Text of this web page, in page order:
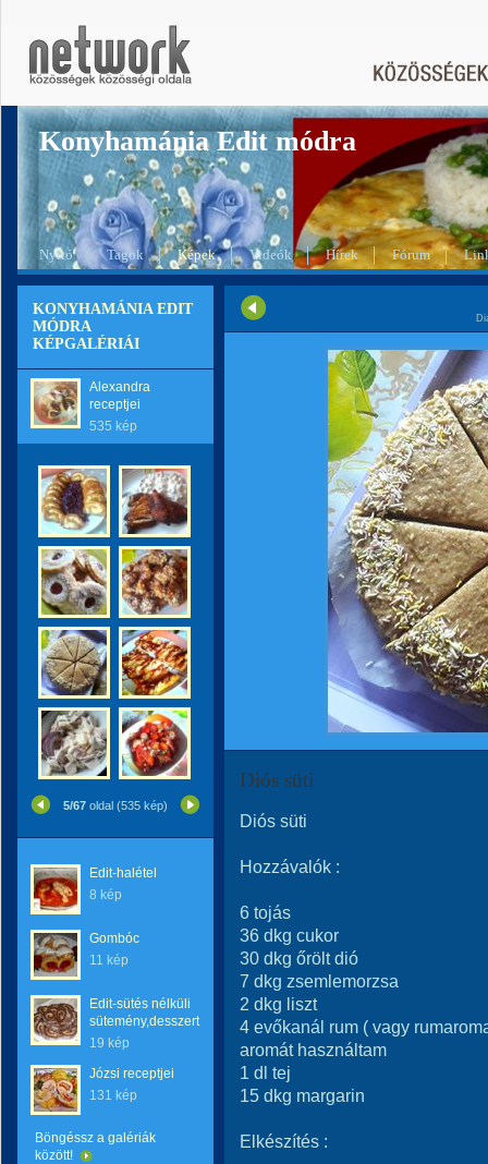
Konyhamánia Edit módra
Nyitó Tagok Képek Videók Hírek Fórum
KONYHAMÁNIA EDIT
MÓDRA
KÉPGALÉRIÁI
Alexandra
receptjei
535 kép
5/67 oldal (535 kép)
Edit-halétel
8 kép
Gombóc
11 kép
Edit-sütés nélküli
sütemény,desszert
19 kép
Józsi receptjei
131 kép
Böngéssz a galériák
között!
Diós süti
Diós süti
Hozzávalók :
6 tojás
36 dkg cukor
30 dkg őrölt dió
7 dkg zsemlemorzsa
2 dkg liszt
4 evőkanál rum ( vagy
aromát használtam
1 dl tej
15 dkg margarin
Elkészítés :